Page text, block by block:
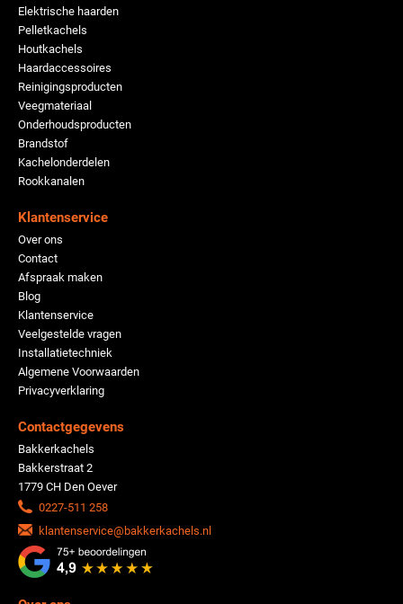
Elektrische haarden
Pelletkachels
Houtkachels
Haardaccessoires
Reinigingsproducten
Veegmateriaal
Onderhoudsproducten
Brandstof
Kachelonderdelen
Rookkanalen
Klantenservice
Over ons
Contact
Afspraak maken
Blog
Klantenservice
Veelgestelde vragen
Installatietechniek
Algemene Voorwaarden
Privacyverklaring
Contactgegevens
Bakkerkachels
Bakkerstraat 2
1779 CH Den Oever
0227-511 258
klantenservice@bakkerkachels.nl